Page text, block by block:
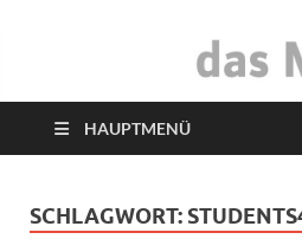
das
HAUPTMENÜ
SCHLAGWORT: